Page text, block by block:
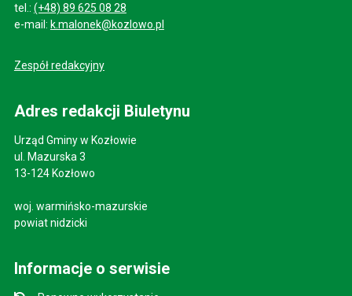
tel.: (+48) 89 625 08 28
e-mail: k.malonek@kozlowo.pl
Zespół redakcyjny
Adres redakcji Biuletynu
Urząd Gminy w Kozłowie
ul. Mazurska 3
13-124 Kozłowo
woj. warmińsko-mazurskie
powiat nidzicki
Informacje o serwisie